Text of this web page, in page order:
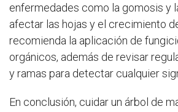
enfermedades como la gomosis y
afectar las hojas y el crecimiento
recomienda la aplicación de
orgánicos, además de revisar
y ramas para detectar cualquier
En conclusión, cuidar un árbol de